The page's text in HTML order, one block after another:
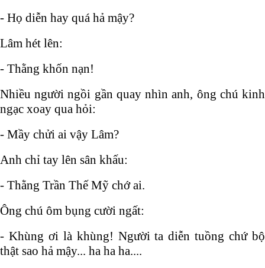
- Họ diễn hay quá hả mậy?
Lâm hét lên:
- Thằng khốn nạn!
Nhiều người ngồi gần quay nhìn anh, ông chú kinh
ngạc xoay qua hỏi:
- Mầy chửi ai vậy Lâm?
Anh chỉ tay lên sân khấu:
- Thằng Trần Thế Mỹ chớ ai.
Ông chú ôm bụng cười ngất:
- Khùng ơi là khùng! Người ta diễn tuồng chứ bộ
thật sao hả mậy... ha ha ha....